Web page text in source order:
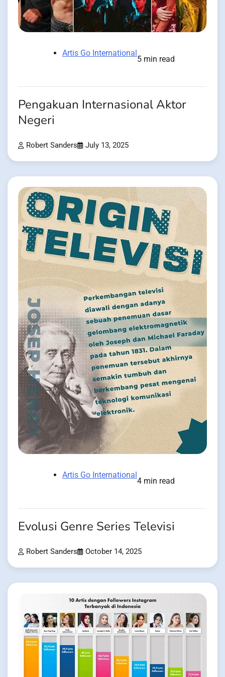
Artis Go International
5 min read
Pengakuan Internasional Aktor
Negeri
Robert Sanders July 13, 2025
Artis Go International
4 min read
Evolusi Genre Series Televisi
Robert Sanders October 14, 2025